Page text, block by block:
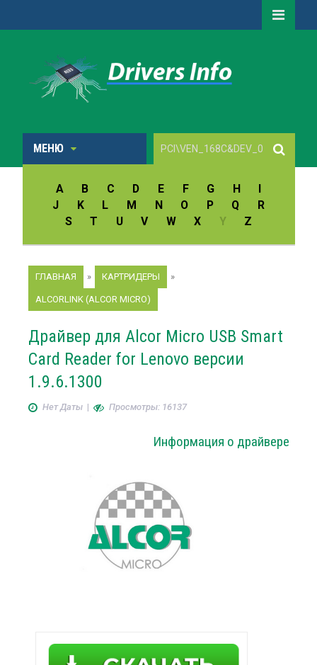
МЕНЮ
A B C D E F G H
I
J
K L M N O P Q
R
S
T U V W X Y Z
ГЛАВНАЯ » КАРТРИДЕРЫ »
ALCORLINK (ALCOR MICRO)
Драйвер для Alcor Micro USB Smart
Card Reader for Lenovo версии
1.9.6.1300
Нет Даты| Просмотры: 16137
Информация о драйвере